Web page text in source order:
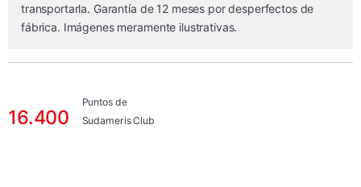
transportarla. Garantía de 12 meses por desperfectos de
fábrica. Imágenes meramente ilustrativas.
16.400
Puntos de
Sudameris Club